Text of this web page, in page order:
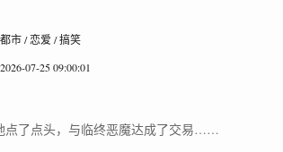
都市 / 恋爱 / 搞笑
2026-07-25 09:00:01
点了点头，与临终恶魔达成了交易……